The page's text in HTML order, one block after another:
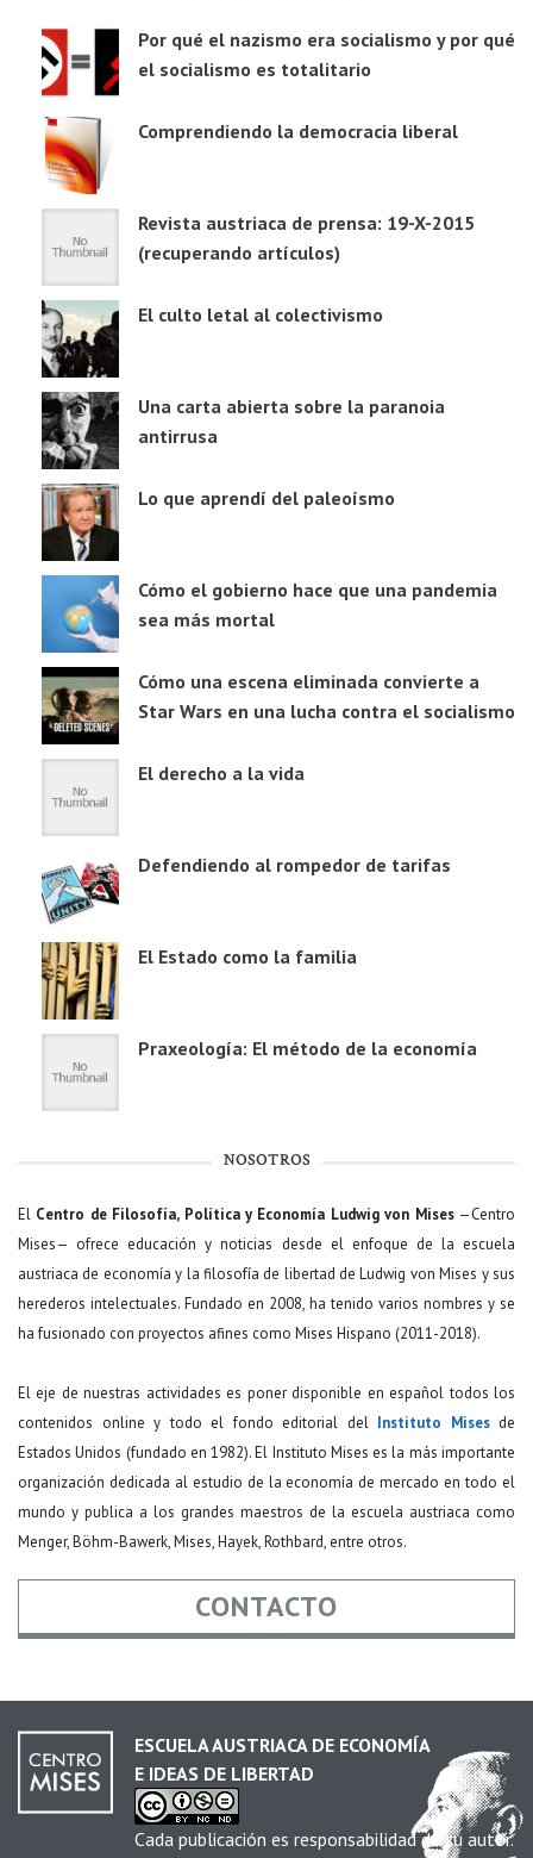
Por qué el nazismo era socialismo y por qué
el socialismo es totalitario
Comprendiendo la democracia liberal
Revista austriaca de prensa: 19-X-2015
(recuperando artículos)
El culto letal al colectivismo
Una carta abierta sobre la paranoia
antirrusa
Lo que aprendí del paleoísmo
Cómo el gobierno hace que una pandemia
sea más mortal
Cómo una escena eliminada convierte a
Star Wars en una lucha contra el socialismo
El derecho a la vida
Defendiendo al rompedor de tarifas
El Estado como la familia
Praxeología: El método de la economía
NOSOTROS
El Centro de Filosofía, Política y Economía Ludwig von Mises—Centro
Mises— ofrece educación y noticias desde el enfoque de la escuela
austriaca de economía y la filosofía de libertad de Ludwig von Mises y sus
herederos intelectuales. Fundado en 2008, ha tenido varios nombres y se
ha fusionado con proyectos afines como Mises Hispano (2011-2018).
El eje de nuestras actividades es poner disponible en español todos los
contenidos online y todo el fondo editorial del Instituto Misesde
Estados Unidos (fundado en 1982). El Instituto Mises es la más importante
organización dedicada al estudio de la economía de mercado en todo el
mundo y publica a los grandes maestros de la escuela austriaca como
Menger, Böhm-Bawerk, Mises, Hayek, Rothbard, entre otros.
CONTACTO
Email *
ESCUELA AUSTRIACA DE ECONOMÍA
E IDEAS DE LIBERTAD
Cada publicación es responsabilidad de su autor.